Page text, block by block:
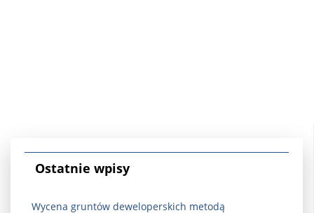
Ostatnie wpisy
Wycena gruntów deweloperskich metodą